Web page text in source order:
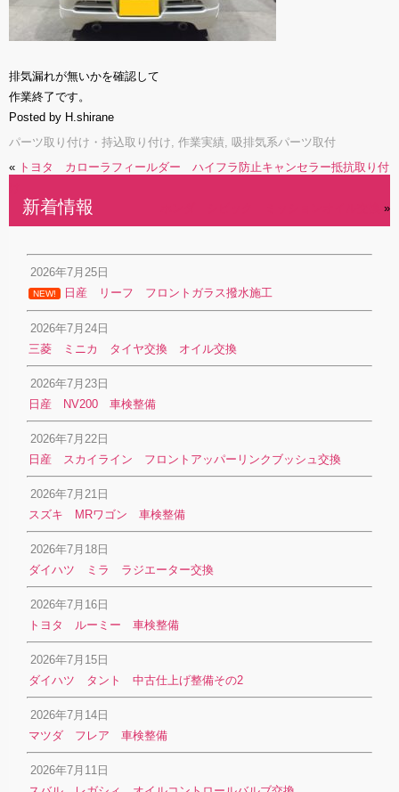
排気漏れが無いかを確認して
作業終了です。
Posted by H.shirane
パーツ取り付け・持込取り付け, 作業実績, 吸排気系パーツ取付
« トヨタ カローラフィールダー ハイフラ防止キャンセラー抵抗取り付
»
新着情報
2026年7月25日
NEW! 日産 リーフ フロントガラス撥水施工
2026年7月24日
三菱 ミニカ タイヤ交換 オイル交換
2026年7月23日
日産 NV200 車検整備
2026年7月22日
日産 スカイライン フロントアッパーリンクブッシュ交換
2026年7月21日
スズキ MRワゴン 車検整備
2026年7月18日
ダイハツ ミラ ラジエーター交換
2026年7月16日
トヨタ ルーミー 車検整備
2026年7月15日
ダイハツ タント 中古仕上げ整備その2
2026年7月14日
マツダ フレア 車検整備
2026年7月11日